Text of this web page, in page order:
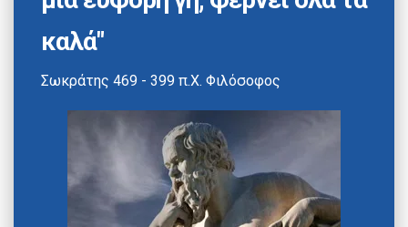
καλά"
Σωκράτης 469 - 399 π.Χ. Φιλόσοφος